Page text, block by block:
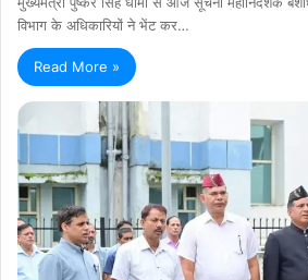
विभाग के अधिकारियों ने भेंट कर…
Read More »